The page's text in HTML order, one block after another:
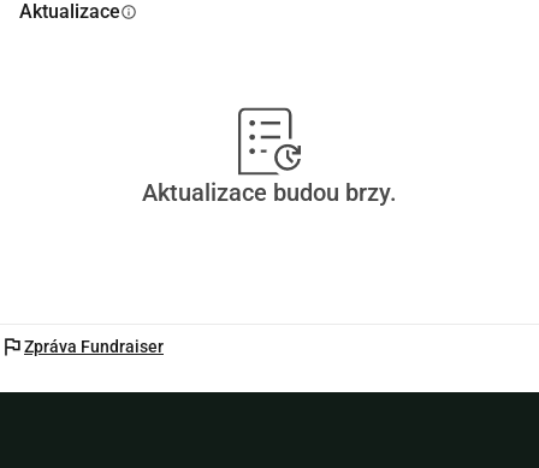
Aktualizaceinfo
Aktualizace budou brzy.
flagZpráva Fundraiser